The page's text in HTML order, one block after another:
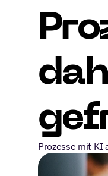
Prozesse mit KI